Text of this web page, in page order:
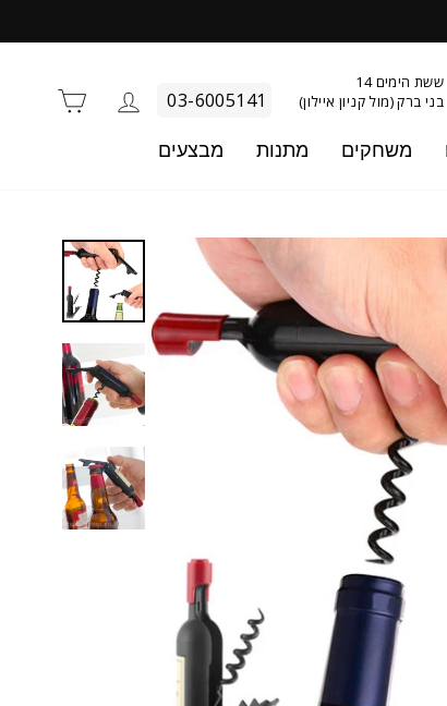
ששת הימים 14
בני ברק (מול קניון איילון)
03-6005141 התחברות
משחקים מתנות מבצעים